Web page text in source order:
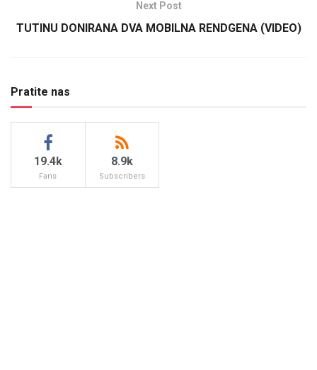
Next Post
TUTINU DONIRANA DVA MOBILNA RENDGENA (VIDEO)
Pratite nas
19.4k
Fans
8.9k
Subscribers